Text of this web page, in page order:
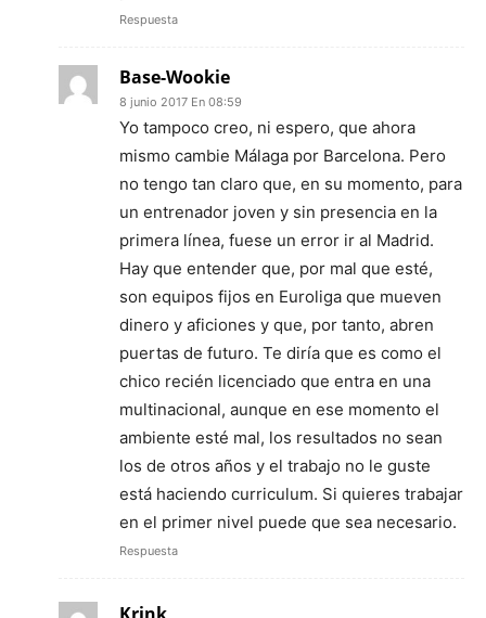
Respuesta
Base-Wookie
8 junio 2017 En 08:59
Yo tampoco creo, ni espero, que ahora
mismo cambie Málaga por Barcelona. Pero
no tengo tan claro que, en su momento, para
un entrenador joven y sin presencia en la
primera línea, fuese un error ir al Madrid.
Hay que entender que, por mal que esté,
son equipos fijos en Euroliga que mueven
dinero y aficiones y que, por tanto, abren
puertas de futuro. Te diría que es como el
chico recién licenciado que entra en una
multinacional, aunque en ese momento el
ambiente esté mal, los resultados no sean
los de otros años y el trabajo no le guste
está haciendo curriculum. Si quieres trabajar
en el primer nivel puede que sea necesario.
Respuesta